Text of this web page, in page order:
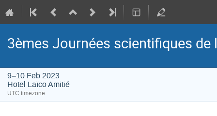
3èmes Journées scientifiques de
9–10 Feb 2023
Hotel Laïco Amitié
UTC timezone